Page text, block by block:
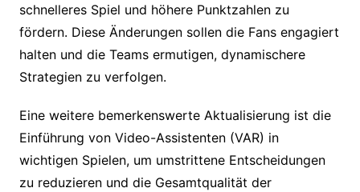
schnelleres Spiel und höhere Punktzahlen zu
fördern. Diese Änderungen sollen die Fans engagiert
halten und die Teams ermutigen, dynamischere
Strategien zu verfolgen.
Eine weitere bemerkenswerte Aktualisierung ist die
Einführung von Video-Assistenten (VAR) in
wichtigen Spielen, um umstrittene Entscheidungen
zu reduzieren und die Gesamtqualität der